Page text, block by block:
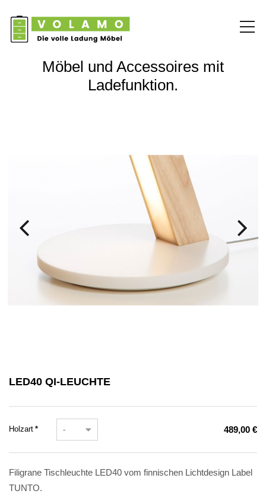
Möbel und Accessoires mit
Ladefunktion.
LED40 QI-LEUCHTE
Pflichtfeld
Holzart * 489,00 €
Filigrane Tischleuchte LED40 vom finnischen Lichtdesign Label
TUNTO.